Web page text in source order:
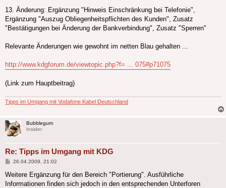
13. Änderung: Ergänzung "Hinweis Einschränkung bei Telefonie",
Ergänzung "Auszug Obliegenheitspflichten des Kunden", Zusatz
"Bestätigungen bei Änderung der Bankverbindung", Zusatz "Sperren"
Relevante Änderungen wie gewohnt im netten Blau gehalten ...
http://www.kdgforum.de/viewtopic.php?f= ... 075#p71075
(Link zum Hauptbeitrag)
Tipps im Umgang mit Vodafone Kabel Deutschland
Bubblegum
Insider
Re: Tipps im Umgang mit KDG
Beitrag
26.04.2009, 21:02
Weitere Ergänzung für den Bereich "Portierung". Ausführliche
Informationen finden sich jedoch in den entsprechenden Unterforen